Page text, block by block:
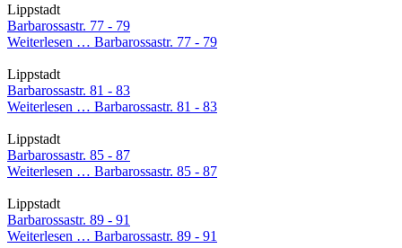
Lippstadt
Barbarossastr. 77 - 79
Weiterlesen … Barbarossastr. 77 - 79
Lippstadt
Barbarossastr. 81 - 83
Weiterlesen … Barbarossastr. 81 - 83
Lippstadt
Barbarossastr. 85 - 87
Weiterlesen … Barbarossastr. 85 - 87
Lippstadt
Barbarossastr. 89 - 91
Weiterlesen … Barbarossastr. 89 - 91